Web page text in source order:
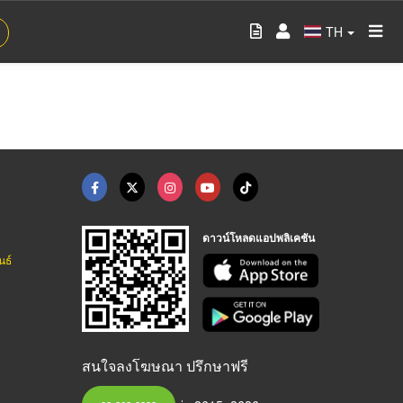
TH
ธ์
ดาวน์โหลดแอปพลิเคชัน
สนใจลงโฆษณา ปรึกษาฟรี